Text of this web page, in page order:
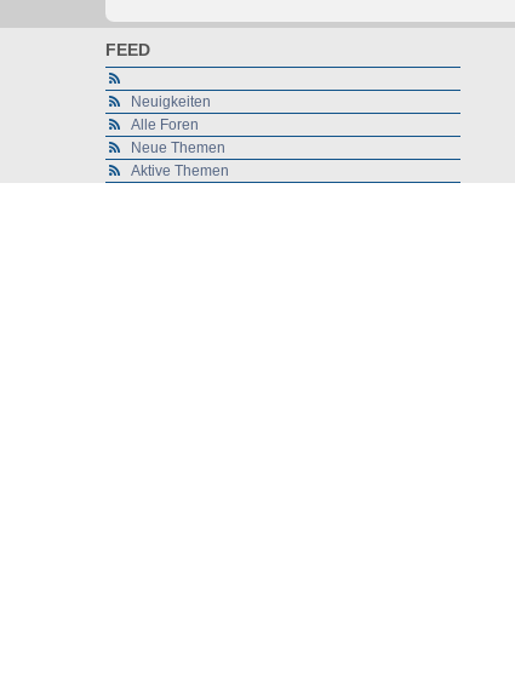
FEED
Neuigkeiten
Alle Foren
Neue Themen
Aktive Themen